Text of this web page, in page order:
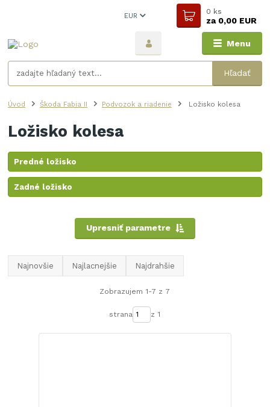
Menu
EUR
Hľadať
0 ks
za0,00 EUR
Úvod Škoda Fabia II Podvozok a riadenie Ložisko kolesa
Ložisko kolesa
Predné ložisko
Zadné ložisko
Upresniť parametre
Najnovšie Najlacnejšie Najdrahšie
Zobrazujem 1-7 z 7
strana z 1